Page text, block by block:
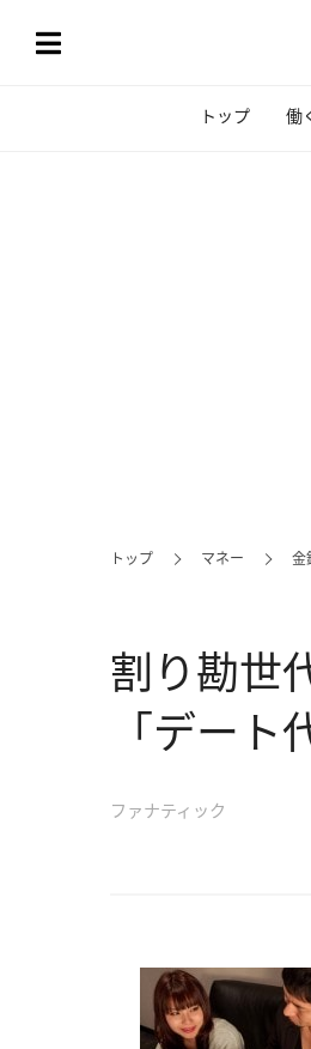
トップ 働
トップ マネー 金
割り勘世
「デー
ファナティック